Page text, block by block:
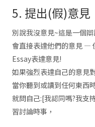
5. 提出(假)意見
別說我沒意見~這是一個
會直接表達他們的意見 —
Essay表達意見!
如果強烈表達自己的意見
當你聽到或讀到任何東西
就問自己:[我認同嗎?我支
習討論時事，